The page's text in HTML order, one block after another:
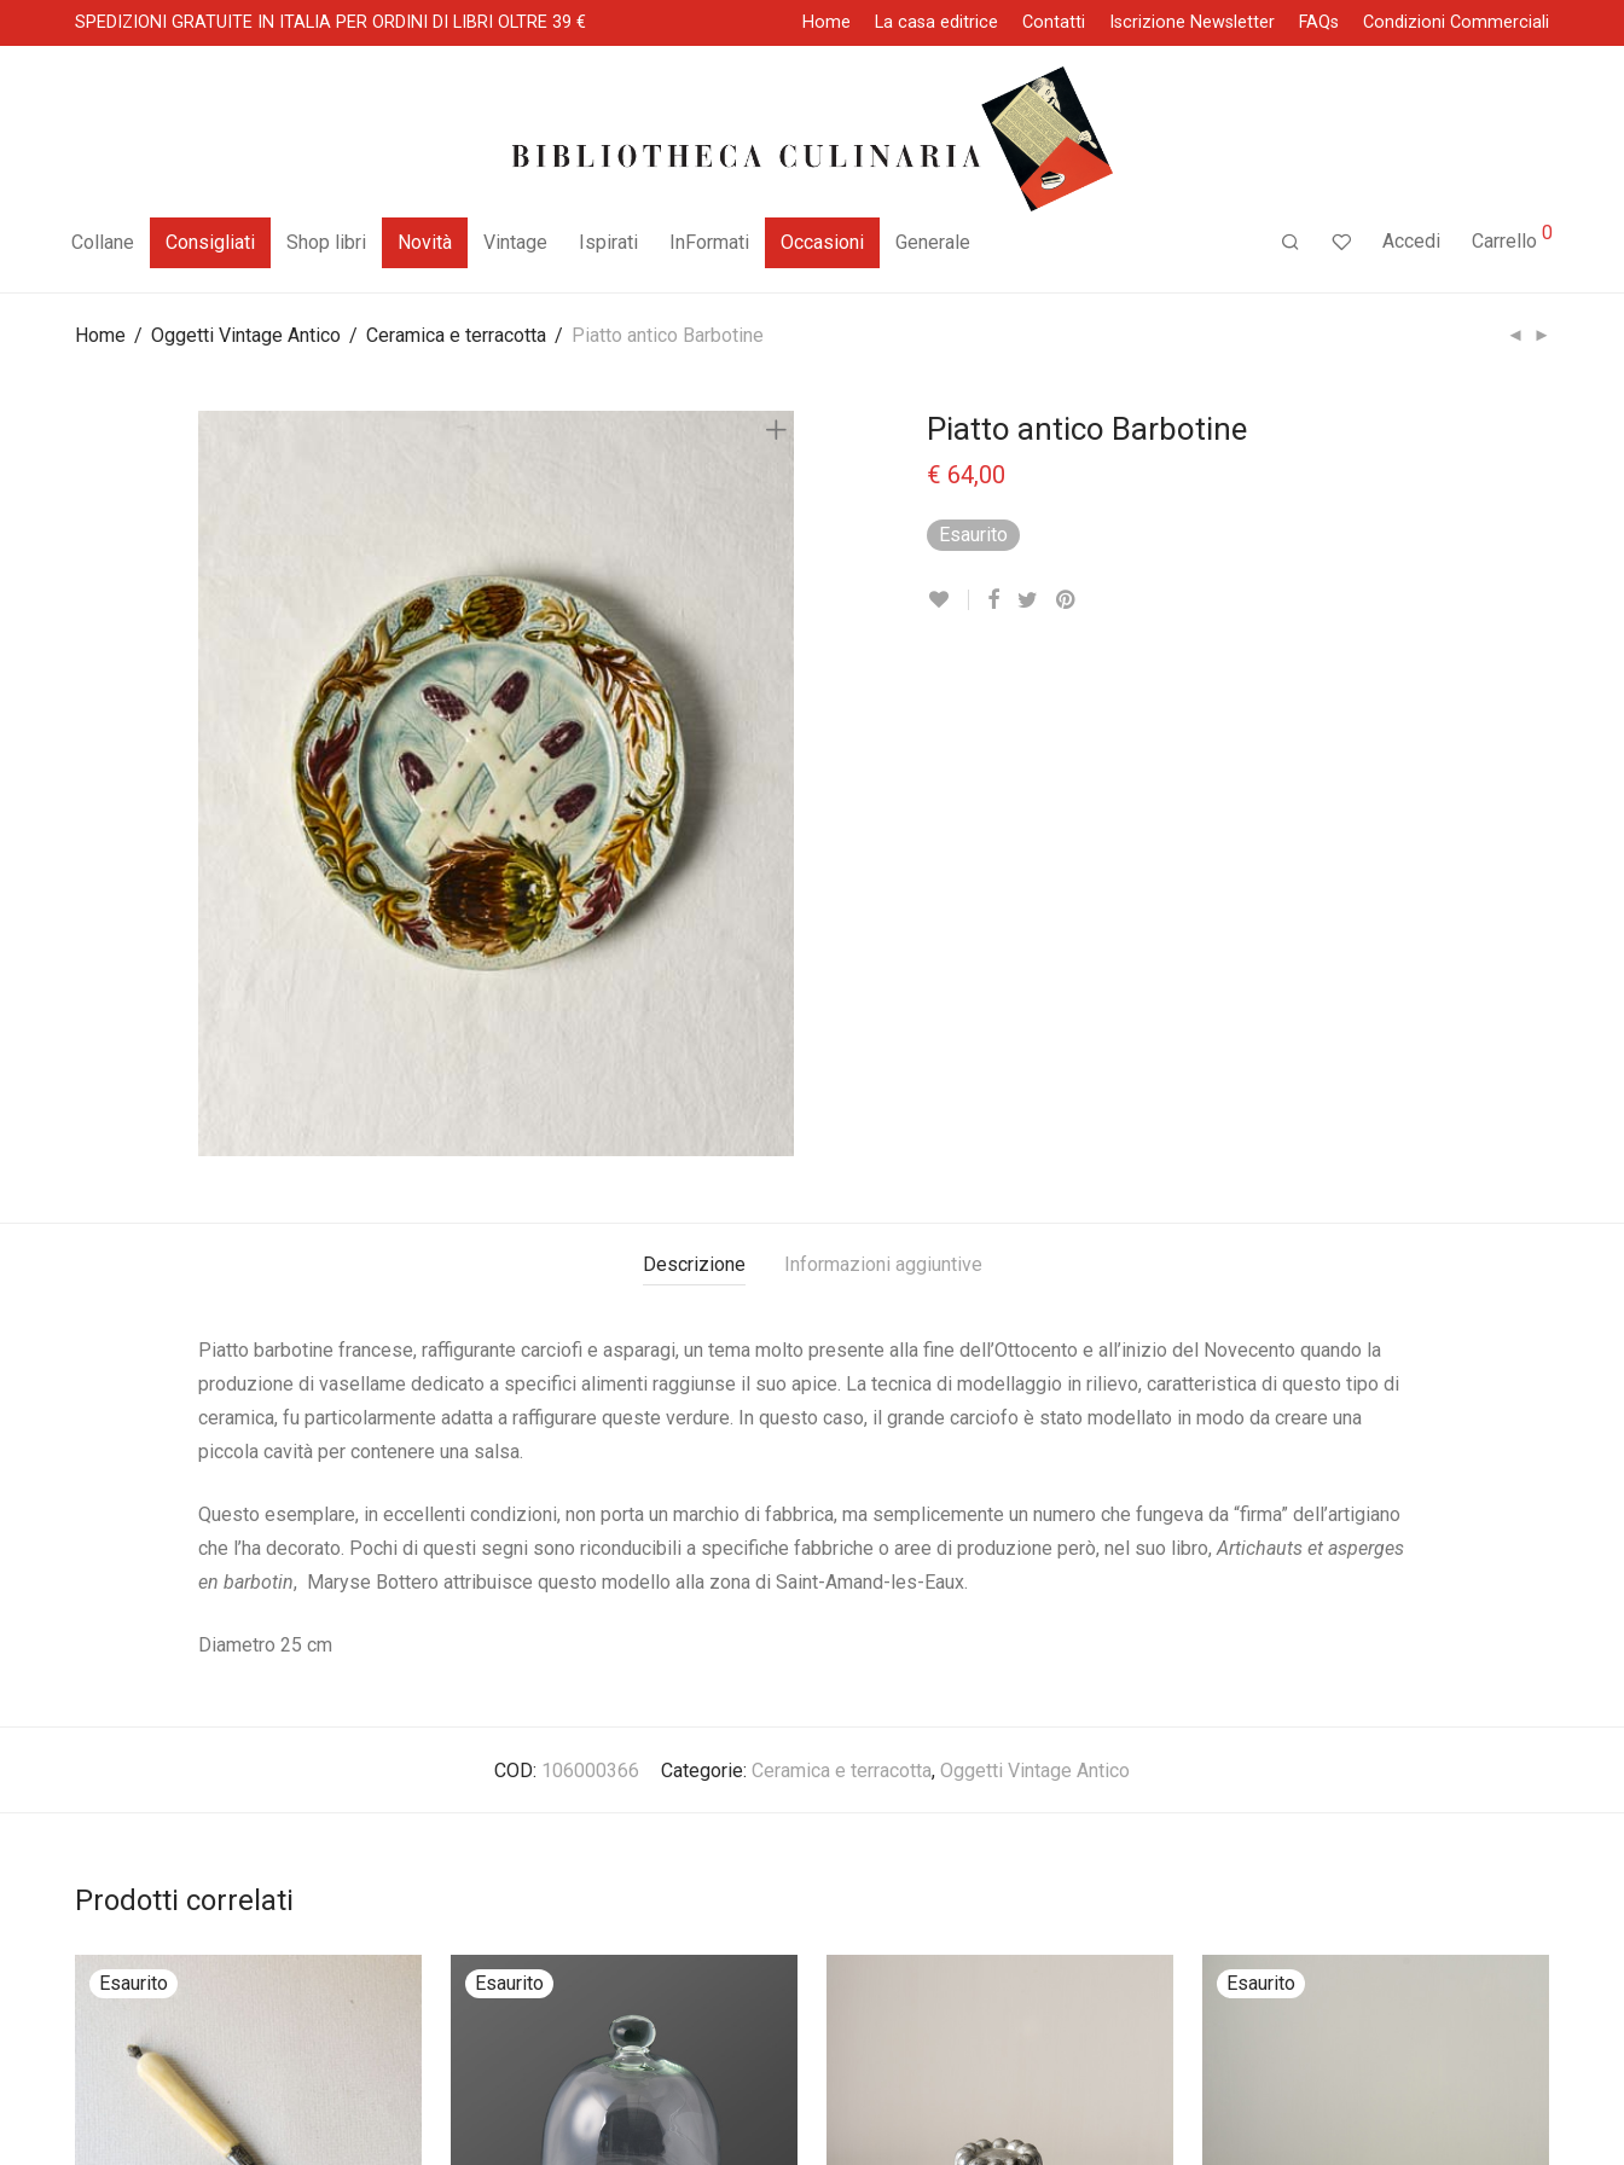
SPEDIZIONI GRATUITE IN ITALIA PER ORDINI DI LIBRI OLTRE 39 € Home La casa editrice Contatti Iscrizione Newsletter FAQs Condizioni Commerciali
Collane Consigliati Shop libri Novità Vintage Ispirati InFormati Occasioni Generale Accedi Carrello 0
Home / Oggetti Vintage Antico / Ceramica e terracotta / Piatto antico Barbotine
Piatto antico Barbotine
€ 64,00
Esaurito
Descrizione Informazioni aggiuntive
Piatto barbotine francese, raffigurante carciofi e asparagi, un tema molto presente alla fine dell’Ottocento e all’inizio del Novecento quando la
produzione di vasellame dedicato a specifici alimenti raggiunse il suo apice. La tecnica di modellaggio in rilievo, caratteristica di questo tipo di
ceramica, fu particolarmente adatta a raffigurare queste verdure. In questo caso, il grande carciofo è stato modellato in modo da creare una
piccola cavità per contenere una salsa.
Questo esemplare, in eccellenti condizioni, non porta un marchio di fabbrica, ma semplicemente un numero che fungeva da “firma” dell’artigiano
che l’ha decorato. Pochi di questi segni sono riconducibili a specifiche fabbriche o aree di produzione però, nel suo libro,Artichauts et asperges
en barbotin, Maryse Bottero attribuisce questo modello alla zona di Saint-Amand-les-Eaux.
Diametro 25 cm
COD: 106000366 Categorie: Ceramica e terracotta, Oggetti Vintage Antico
Prodotti correlati